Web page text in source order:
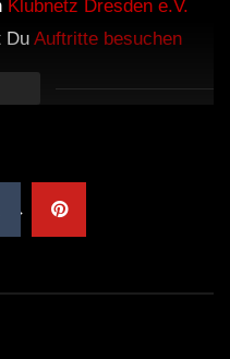
Klubnetz Dresden e.V.
Du Auftritte besuchen
hast, kaufe die besten